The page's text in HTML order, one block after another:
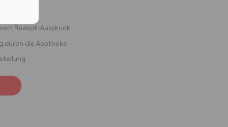
Rezept-Ausdruck
durch die Apotheke